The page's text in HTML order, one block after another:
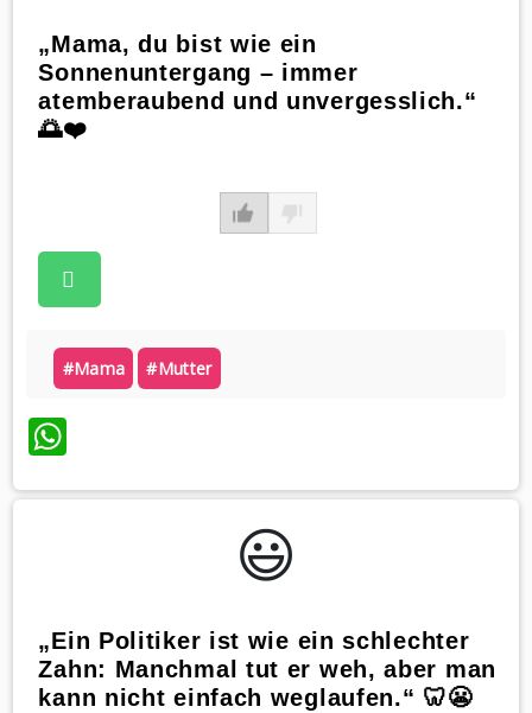
„Mama, du bist wie ein
Sonnenuntergang – immer
atemberaubend und unvergesslich.“
🌅❤️
#mama #mutter
WhatsApp
😃️
„Ein Politiker ist wie ein schlechter
Zahn: Manchmal tut er weh, aber man
kann nicht einfach weglaufen.“ 🦷😬